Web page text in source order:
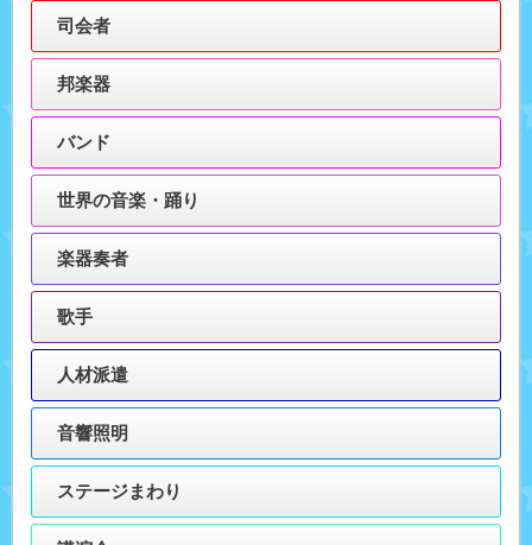
司会者
邦楽器
バンド
世界の音楽・踊り
楽器奏者
歌手
人材派遣
音響照明
ステージまわり